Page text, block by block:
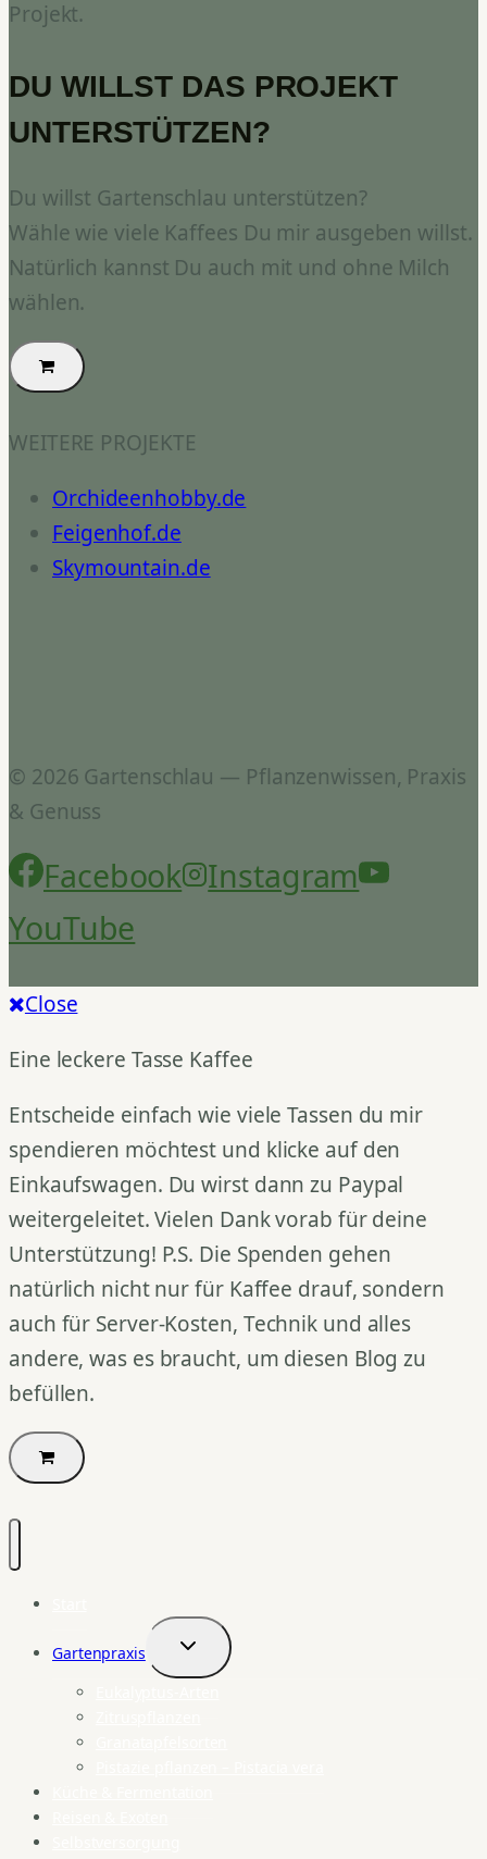
Projekt.
DU WILLST DAS PROJEKT
UNTERSTÜTZEN?
Du willst Gartenschlau unterstützen?
Wähle wie viele Kaffees Du mir ausgeben willst.
Natürlich kannst Du auch mit und ohne Milch
wählen.
WEITERE PROJEKTE
Orchideenhobby.de
Feigenhof.de
Skymountain.de
© 2026 Gartenschlau — Pflanzenwissen, Praxis
& Genuss
Facebook
Instagram
YouTube
Close
Eine leckere Tasse Kaffee
Entscheide einfach wie viele Tassen du mir
spendieren möchtest und klicke auf den
Einkaufswagen. Du wirst dann zu Paypal
weitergeleitet. Vielen Dank vorab für deine
Unterstützung! P.S. Die Spenden gehen
natürlich nicht nur für Kaffee drauf, sondern
auch für Server-Kosten, Technik und alles
andere, was es braucht, um diesen Blog zu
befüllen.
Gartenpraxis
Untermenü
umschalten